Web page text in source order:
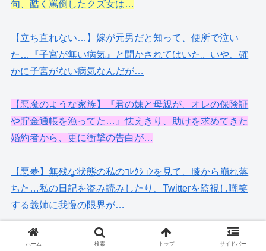
句、酷く罵倒したクズ女は…
【立ち直れない…】嫁が元男だと知って、便所で泣い
た…『子宮が無い病気』と聞かされてはいた。いや、確
かに子宮がない病気なんだが…
【悪魔のような家族】『君の妹と母親が、オレの保険証
や貯金通帳を漁ってた…』怯えきり、助けを求めてきた
婚約者から、更に衝撃の告白が…
【悪夢】無残な状態の私のｺﾚｸｼｮﾝを見て、膝から崩れ落
ちた…私の日記を盗み読みしたり、Twitterを監視し嘲笑
する義姉に我慢の限界が…
【クズばかり…】風呂でお腹を抱えて『痛い痛い』と蹲
ホーム 検索 トップ サイドバー